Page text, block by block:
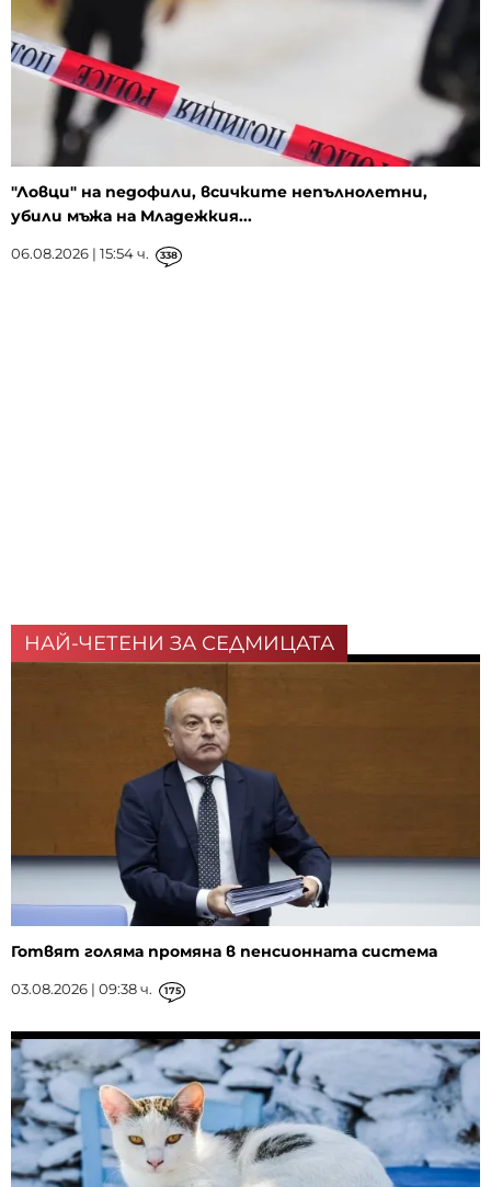
"Ловци" на педофили, всичките непълнолетни,
убили мъжа на Младежкия...
06.08.2026 | 15:54 ч. 338
НАЙ-ЧЕТЕНИ ЗА СЕДМИЦАТА
Готвят голяма промяна в пенсионната система
03.08.2026 | 09:38 ч. 175